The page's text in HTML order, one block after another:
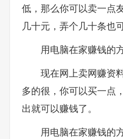
低，那么你可以卖一点
几十元，弄个几十条也
用电脑在家赚钱的
现在网上卖网赚资
多的很，你可以买一点
出就可以赚钱了。
用电脑在家赚钱的